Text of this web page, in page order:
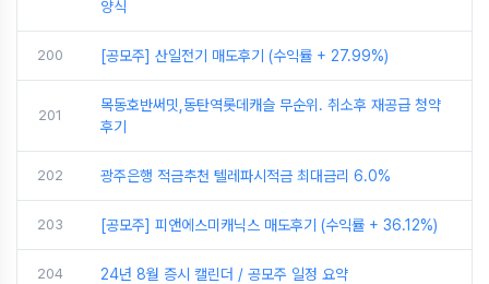
양식
200 [공모주] 산일전기 매도후기 (수익률 + 27.99%)
201
목동호반써밋,동탄역롯데캐슬 무순위. 취소후 재공급 청약
후기
202 광주은행 적금추천 텔레파시적금 최대금리 6.0%
203 [공모주] 피앤에스미캐닉스 매도후기 (수익률 + 36.12%)
204 24년 8월 증시 캘린더 / 공모주 일정 요약